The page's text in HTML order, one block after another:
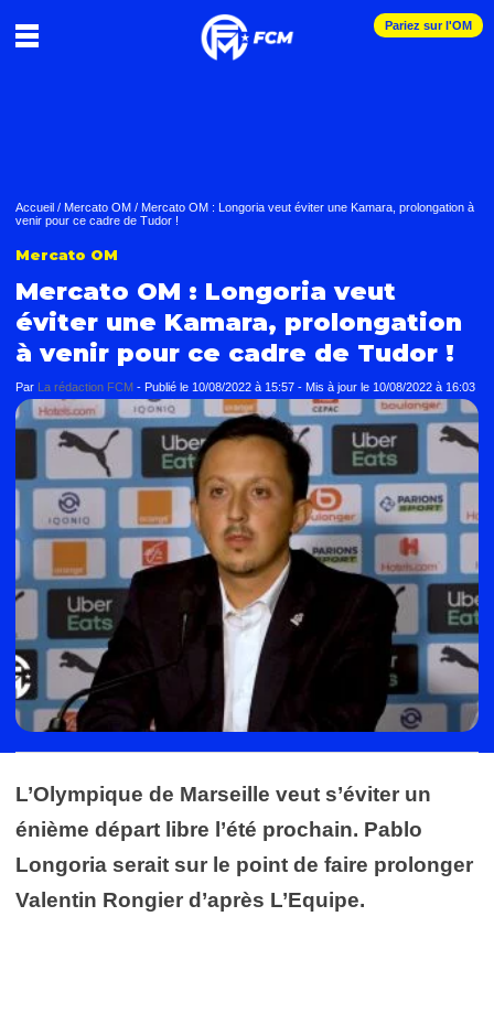
Pariez sur l'OM
Accueil / Mercato OM / Mercato OM : Longoria veut éviter une Kamara, prolongation à
venir pour ce cadre de Tudor !
Mercato OM
Mercato OM : Longoria veut
éviter une Kamara, prolongation
à venir pour ce cadre de Tudor !
Par La rédaction FCM - Publié le 10/08/2022 à 15:57 - Mis à jour le 10/08/2022 à 16:03
L’Olympique de Marseille veut s’éviter un
énième départ libre l’été prochain. Pablo
Longoria serait sur le point de faire prolonger
Valentin Rongier d’après L’Equipe.